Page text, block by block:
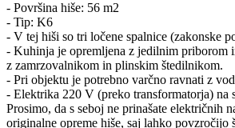
- Površina hiše: 56 m2
- Tip: K6
- V tej hiši so tri ločene spalnice (zakonske
- Kuhinja je opremljena z jedilnim priborom
z zamrzovalnikom in plinskim štedilnikom.
- Pri objektu je potrebno varčno ravnati z
- Elektrika 220 V (preko transformatorja) na
Prosimo, da s seboj ne prinašate električnih
originalne opreme hiše, saj lahko povzročijo